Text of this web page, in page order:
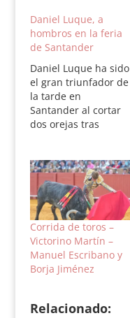
Daniel Luque, a
hombros en la feria
de Santander
Daniel Luque ha sido
el gran triunfador de
la tarde en
Santander al cortar
dos orejas tras
Antonio Bañuelos de
vuelta al ruedo al que
se le llegó a pedir el
indulto. El de Gerena
comenzó muy
templado en tablas
sacándose al toro…
Corrida de toros –
Victorino Martín –
Manuel Escribano y
Borja Jiménez
Relacionado: